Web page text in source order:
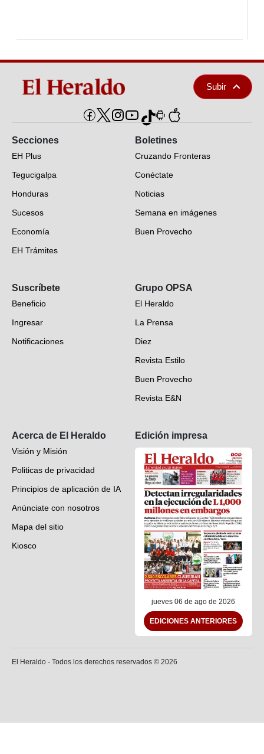
Subir
Secciones
EH Plus
Tegucigalpa
Honduras
Sucesos
Economía
EH Trámites
EH Verifica
Fotogalerías
Deportes
Videos
Boletines
Cruzando Fronteras
Conéctate
Noticias
Semana en imágenes
Buen Provecho
Suscríbete
Beneficio
Ingresar
Notificaciones
Grupo OPSA
El Heraldo
La Prensa
Diez
Revista Estilo
Buen Provecho
Revista E&N
Acerca de El Heraldo
Visión y Misión
Politicas de privacidad
Principios de aplicación de IA
Anúnciate con nosotros
Mapa del sitio
Kiosco
Edición impresa
jueves 06 de ago de 2026
EDICIONES ANTERIORES
El Heraldo - Todos los derechos reservados © 2026